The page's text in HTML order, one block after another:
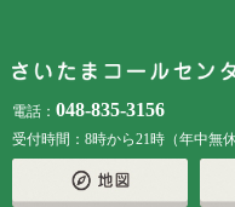
電話： 048-835-3156
受付時間：8時から21時（年中無休